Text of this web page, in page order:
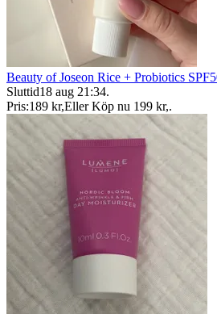
Beauty of Joseon Rice + Probiotics
Sluttid18 aug 21:34.
Pris:189 kr,Eller Köp nu 199 kr,.